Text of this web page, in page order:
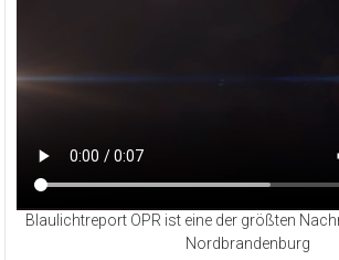
Blaulichtreport OPR ist eine der größten
Nordbrandenburg